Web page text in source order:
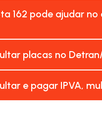
162 pode ajudar
placas no
e pagar IPVA,